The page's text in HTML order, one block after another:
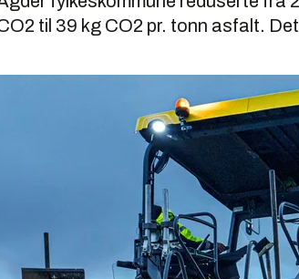
til 39 kg CO2 pr. tonn asfalt.